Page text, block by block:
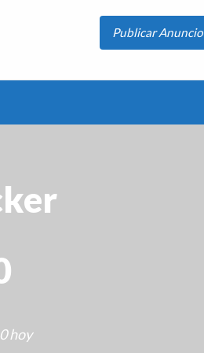
Publicar Anuncio
hoy